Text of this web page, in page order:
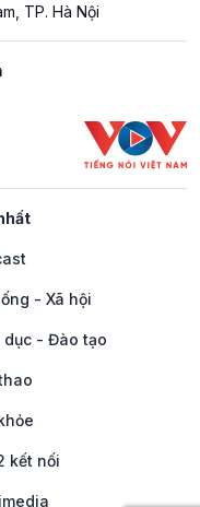
TP. Hà Nội
- Xã hội
dục - Đào tạo
kết nối